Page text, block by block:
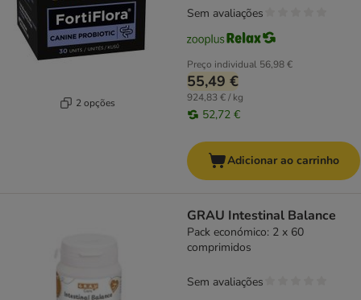
2 opções
Preço individual 56,98 €
55,49 €
924,83 € / kg
52,72 €
Sem avaliações
Adicionar ao carrinho
GRAU Intestinal Balance
Pack económico: 2 x 60
comprimidos
Sem avaliações